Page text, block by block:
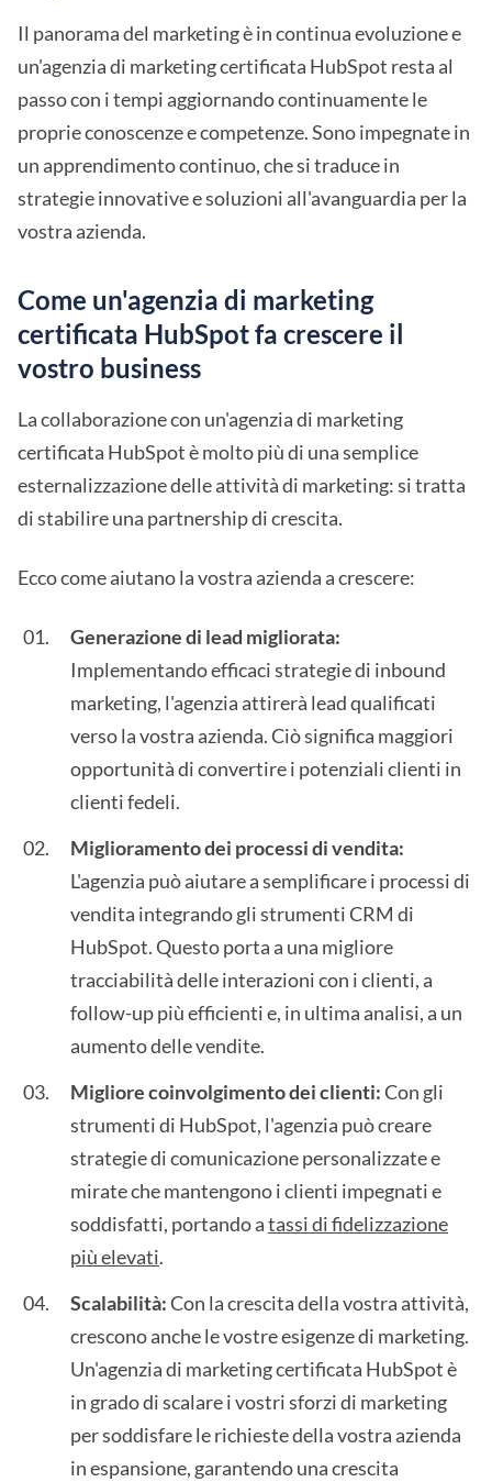
Il panorama del marketing è in continua evoluzione e
un'agenzia di marketing certificata HubSpot resta al
passo con i tempi aggiornando continuamente le
proprie conoscenze e competenze. Sono impegnate in
un apprendimento continuo, che si traduce in
strategie innovative e soluzioni all'avanguardia per la
vostra azienda.
Come un'agenzia di marketing
certificata HubSpot fa crescere il
vostro business
La collaborazione con un'agenzia di marketing
certificata HubSpot è molto più di una semplice
esternalizzazione delle attività di marketing: si tratta
di stabilire una partnership di crescita.
Ecco come aiutano la vostra azienda a crescere:
Generazione di lead migliorata:
Implementando efficaci strategie di inbound
marketing, l'agenzia attirerà lead qualificati
verso la vostra azienda. Ciò significa maggiori
opportunità di convertire i potenziali clienti in
clienti fedeli.
Miglioramento dei processi di vendita:
L'agenzia può aiutare a semplificare i processi di
vendita integrando gli strumenti CRM di
HubSpot. Questo porta a una migliore
tracciabilità delle interazioni con i clienti, a
follow-up più efficienti e, in ultima analisi, a un
aumento delle vendite.
Migliore coinvolgimento dei clienti:Con gli
strumenti di HubSpot, l'agenzia può creare
strategie di comunicazione personalizzate e
mirate che mantengono i clienti impegnati e
soddisfatti, portando atassi di fidelizzazione
più elevati.
Scalabilità:Con la crescita della vostra attività,
crescono anche le vostre esigenze di marketing.
Un'agenzia di marketing certificata HubSpot è
in grado di scalare i vostri sforzi di marketing
per soddisfare le richieste della vostra azienda
in espansione, garantendo una crescita